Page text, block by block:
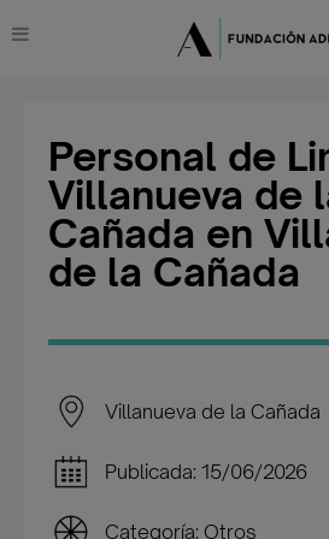
Personal de
Villanueva de
Cañada en
de la Cañada
Villanueva de la Cañada
Publicada: 15/06/2026
Categoría: Otros